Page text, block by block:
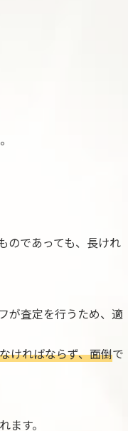
のであっても、長けれ
が査定を行うため、適
ければならず、面倒で
ます。